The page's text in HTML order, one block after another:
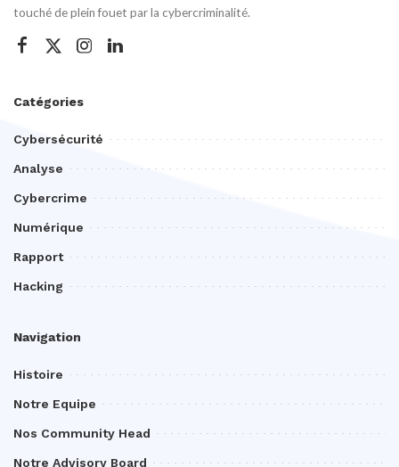
touché de plein fouet par la cybercriminalité.
Catégories
Cybersécurité
Analyse
Cybercrime
Numérique
Rapport
Hacking
Navigation
Histoire
Notre Equipe
Nos Community Head
Notre Advisory Board